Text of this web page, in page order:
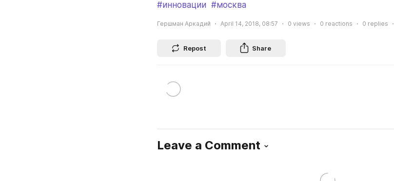
#инновации #москва
Гершман Аркадий April 14, 2018, 08:57 0 views 0 reactions 0 replies
Repost Share
Leave a Comment